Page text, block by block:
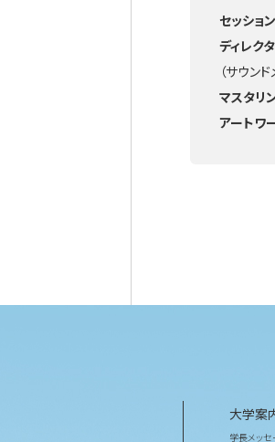
セッショ
ディレク
（サウン
マスタリ
アートワ
大学案
学長メッ